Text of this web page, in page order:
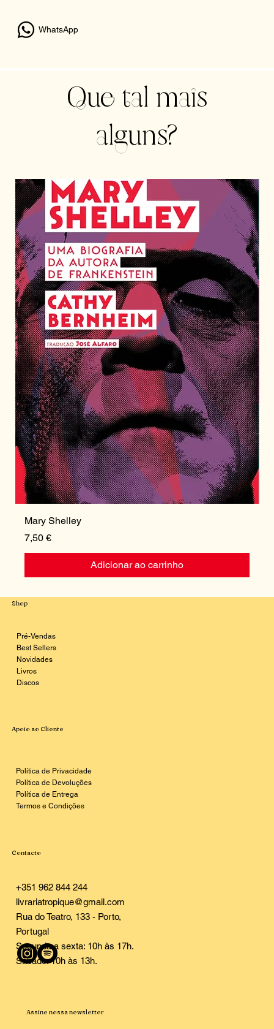
WhatsApp
Que tal mais
alguns?
Mary Shelley
Preço
7,50 €
Adicionar ao carrinho
Shop
Pré-Vendas
Best Sellers
Novidades
Livros
Discos
Apoio ao Cliente
Política de Privacidade
Política de Devoluções
Política de Entrega
Termos e Condições
Contacto
+351 962 844 244
livrariatropique@gmail.com
Rua do Teatro, 133 - Porto,
Portugal
Segunda a sexta: 10h às 17h.
Sábado: 10h às 13h.
Assine nossa newsletter